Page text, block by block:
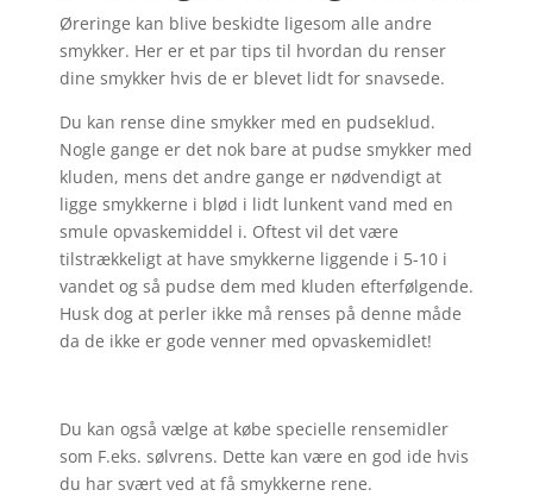
Øreringe kan blive beskidte ligesom alle andre
smykker. Her er et par tips til hvordan du renser
dine smykker hvis de er blevet lidt for snavsede.
Du kan rense dine smykker med en pudseklud.
Nogle gange er det nok bare at pudse smykker med
kluden, mens det andre gange er nødvendigt at
ligge smykkerne i blød i lidt lunkent vand med en
smule opvaskemiddel i. Oftest vil det være
tilstrækkeligt at have smykkerne liggende i 5-10 i
vandet og så pudse dem med kluden efterfølgende.
Husk dog at perler ikke må renses på denne måde
da de ikke er gode venner med opvaskemidlet!
Du kan også vælge at købe specielle rensemidler
som F.eks. sølvrens. Dette kan være en god ide hvis
du har svært ved at få smykkerne rene.